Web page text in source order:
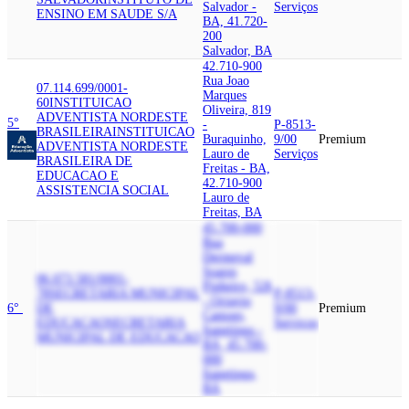
ENSINO EM SAUDE S/A
Salvador -
BA, 41.720-
200
Salvador, BA
Serviços
5°
07.114.699/0001-
60INSTITUICAO
ADVENTISTA NORDESTE
BRASILEIRAINSTITUICAO
ADVENTISTA NORDESTE
BRASILEIRA DE
EDUCACAO E
ASSISTENCIA SOCIAL
42.710-900
Rua Joao
Marques
Oliveira, 819
-
Buraquinho,
Lauro de
Freitas - BA,
42.710-900
Lauro de
Freitas, BA
P-8513-
9/00
Serviços
Premium
6°
06.073.581/0001-
SECRETARIA MUNICIPAL
EDUCACAOSECRETARIA
MUNICIPAL DE EDUCACAO
45.700-000
Rua
Dermeval
Soares
Pinheiro, 526
- Octavio
Camoes,
Itapetinga -
BA, 45.700-
000
Itapetinga,
BA
P-8513-
9/00
Serviços
Premium